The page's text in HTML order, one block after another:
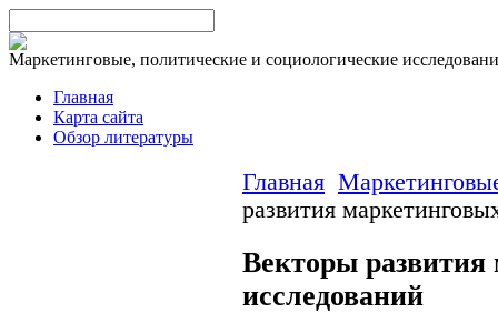
Маркетинговые, политические и социологические
Главная
Карта сайта
Обзор литературы
Главная
развития
Векторы развития
исследований